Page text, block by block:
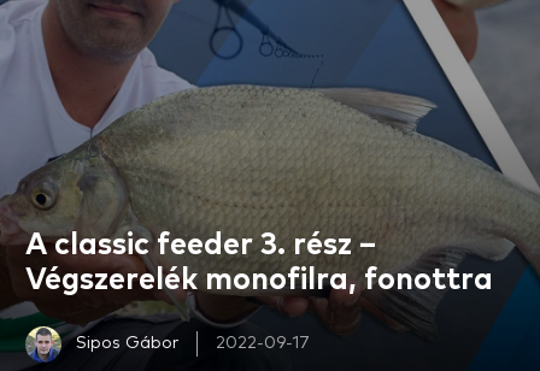
A classic feeder 3. rész –
Végszerelék monofilra, fonottra
Sipos Gábor 2022-09-17